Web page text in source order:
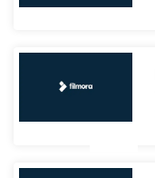
Apprendimento
cerca